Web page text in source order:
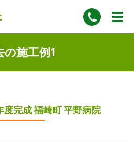
の施工例1
完成 福崎町 平野病院